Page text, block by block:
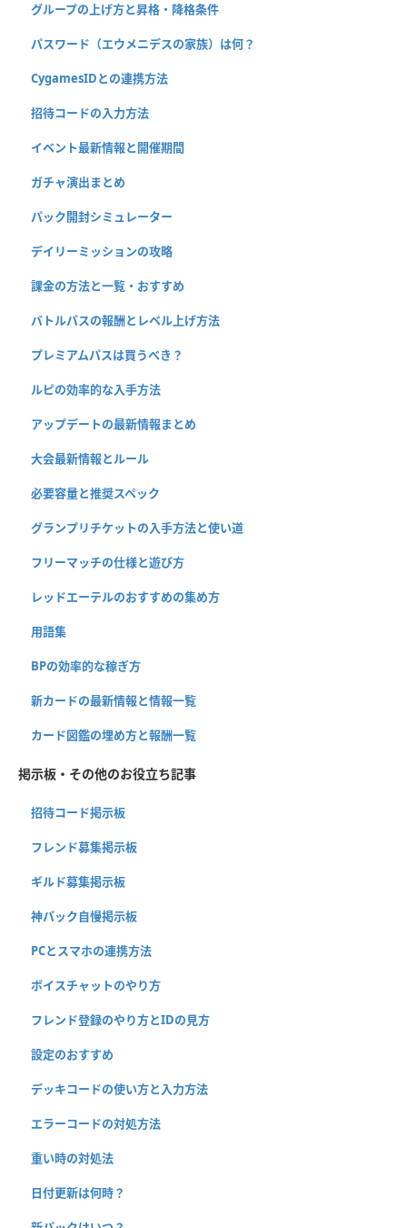
グループの上げ方と昇格・降格条件
パスワード（エウメニデスの家族）は何？
CygamesIDとの連携方法
招待コードの入力方法
イベント最新情報と開催期間
ガチャ演出まとめ
パック開封シミュレーター
デイリーミッションの攻略
課金の方法と一覧・おすすめ
バトルパスの報酬とレベル上げ方法
プレミアムパスは買うべき？
ルピの効率的な入手方法
アップデートの最新情報まとめ
大会最新情報とルール
必要容量と推奨スペック
グランプリチケットの入手方法と使い道
フリーマッチの仕様と遊び方
レッドエーテルのおすすめの集め方
用語集
BPの効率的な稼ぎ方
新カードの最新情報と情報一覧
カード図鑑の埋め方と報酬一覧
掲示板・その他のお役立ち記事
招待コード掲示板
フレンド募集掲示板
ギルド募集掲示板
神パック自慢掲示板
PCとスマホの連携方法
ボイスチャットのやり方
フレンド登録のやり方とIDの見方
設定のおすすめ
デッキコードの使い方と入力方法
エラーコードの対処方法
重い時の対処法
日付更新は何時？